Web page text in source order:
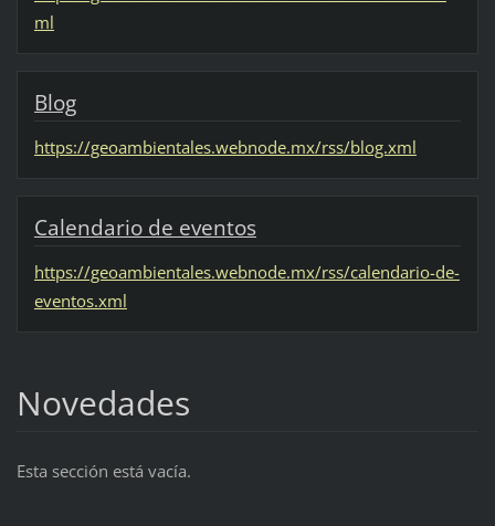
ml
Blog
https://geoambientales.webnode.mx/rss/blog.xml
Calendario de eventos
https://geoambientales.webnode.mx/rss/calendario-de-
eventos.xml
Novedades
Esta sección está vacía.